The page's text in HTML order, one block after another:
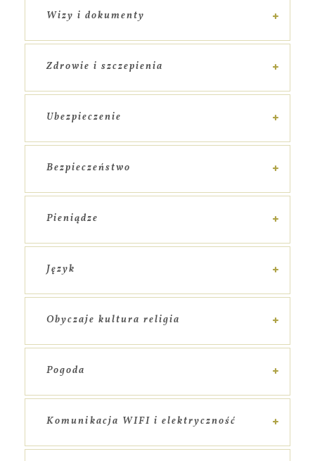
Wizy i dokumenty
Zdrowie i szczepienia
Ubezpieczenie
Bezpieczeństwo
Pieniądze
Język
Obyczaje kultura religia
Pogoda
Komunikacja WIFI i elektryczność